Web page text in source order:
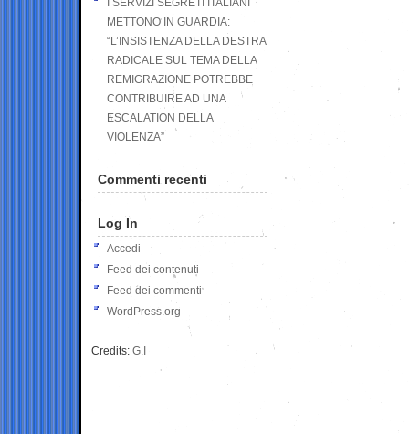
I SERVIZI SEGRETI ITALIANI
METTONO IN GUARDIA:
“L’INSISTENZA DELLA DESTRA
RADICALE SUL TEMA DELLA
REMIGRAZIONE POTREBBE
CONTRIBUIRE AD UNA
ESCALATION DELLA
VIOLENZA”
Commenti recenti
Log In
Accedi
Feed dei contenuti
Feed dei commenti
WordPress.org
Credits: G.I